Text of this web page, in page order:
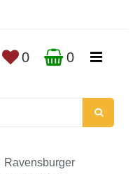
0 0
Ravensburger